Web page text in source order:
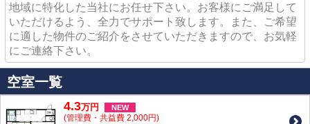
地域に特化した当社にお任せ下さい。お客様にご満足して
いただけるよう、全力でサポート致します。また、ご希望
に適した物件のご紹介をさせていただきますので、お気軽
にご連絡下さい。
空室一覧
4.3万円 NEW
(管理費・共益費 2,000円)